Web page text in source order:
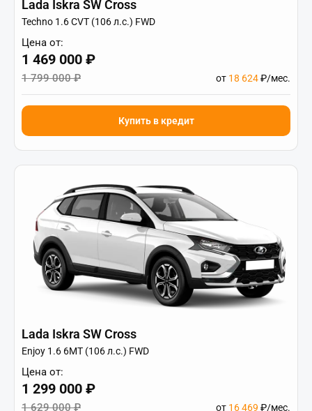
Lada Iskra SW Cross
Techno 1.6 CVT (106 л.с.) FWD
Цена от:
1 469 000 ₽
1 799 000 ₽ от 18 624₽/мес.
Купить в кредит
Lada Iskra SW Cross
Enjoy 1.6 6МТ (106 л.с.) FWD
Цена от:
1 299 000 ₽
1 629 000 ₽ от 16 469 ₽/мес.